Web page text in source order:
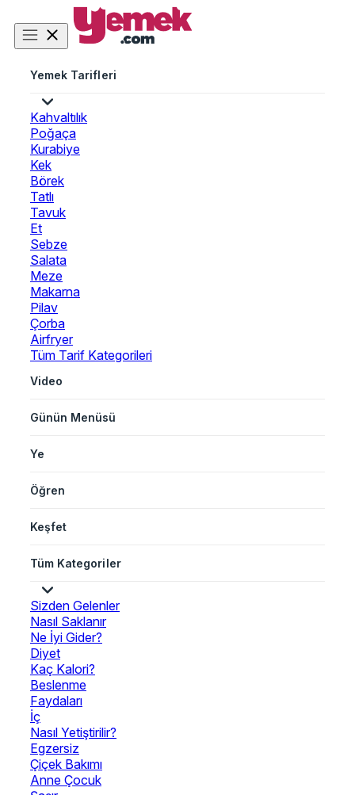
Yemek Tarifleri
Kahvaltılık
Poğaça
Kurabiye
Kek
Börek
Tatlı
Tavuk
Et
Sebze
Salata
Meze
Makarna
Pilav
Çorba
Airfryer
Tüm Tarif Kategorileri
Video
Günün Menüsü
Ye
Öğren
Keşfet
Tüm Kategoriler
Sizden Gelenler
Nasıl Saklanır
Ne İyi Gider?
Diyet
Kaç Kalori?
Beslenme
Faydaları
İç
Nasıl Yetiştirilir?
Egzersiz
Çiçek Bakımı
Anne Çocuk